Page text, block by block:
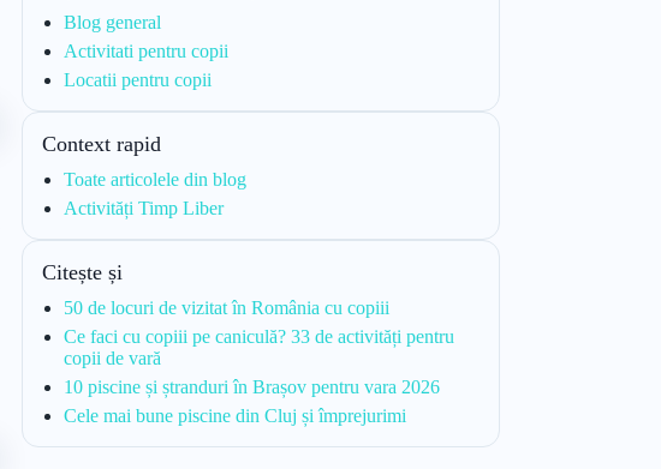
Blog general
Activitati pentru copii
Locatii pentru copii
Context rapid
Toate articolele din blog
Activități Timp Liber
Citește și
50 de locuri de vizitat în România cu copiii
Ce faci cu copiii pe caniculă? 33 de activități pentru
copii de vară
10 piscine și ștranduri în Brașov pentru vara 2026
Cele mai bune piscine din Cluj și împrejurimi